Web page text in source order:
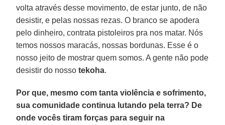
volta através desse movimento, de estar junto, de não
desistir, e pelas nossas rezas. O branco se apodera
pelo dinheiro, contrata pistoleiros pra nos matar. Nós
temos nossos maracás, nossas bordunas. Esse é o
nosso jeito de mostrar quem somos. A gente não pode
desistir do nossotekoha.
Por que, mesmo com tanta violência e sofrimento,
sua comunidade continua lutando pela terra? De
onde vocês tiram forças para seguir na